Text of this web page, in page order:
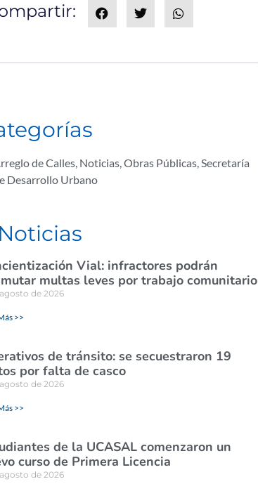
de Calles, Noticias,Obras Públicas,Secretaría
Desarrollo Urbano
Vial: infractores podrán
multas leves por trabajo comunitario
de 2026
>>
de tránsito: se secuestraron 19
por falta de casco
de 2026
>>
de la UCASAL comenzaron un
curso de Primera Licencia
de 2026